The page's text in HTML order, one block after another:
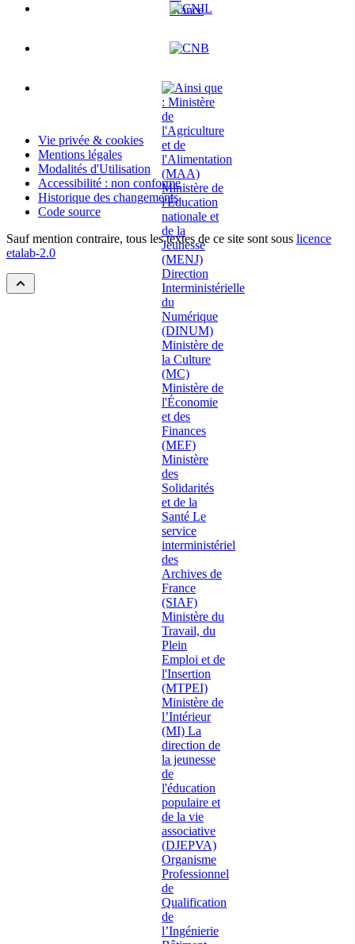
Vie privée & cookies
Mentions légales
Modalités d'Utilisation
Accessibilité : non conforme
Historique des changements
Code source
Sauf mention contraire, tous les textes de ce site sont sous licence
etalab-2.0